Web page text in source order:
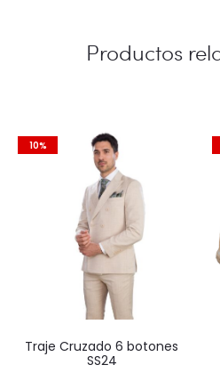
Productos
10%
Traje Cruzado 6 botones
SS24